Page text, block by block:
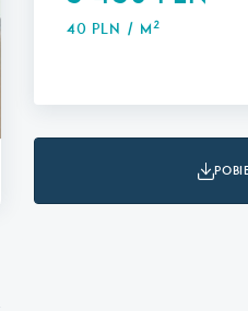
40 PLN / m2